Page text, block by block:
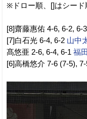
※ドロー順、[]はシード
[8]齋藤惠佑 4-6, 6-2, 6-3
[7]白石光 6-4, 6-2 山中
髙悠亜 2-6, 6-4, 6-1 福
[6]高橋悠介 7-6 (7-5),